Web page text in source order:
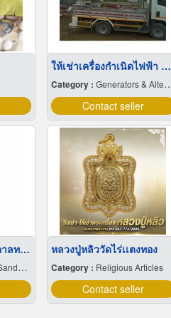
ขายส่ง บิ๊กแบ็คใส่น้ำตาลทราย สมุทรปราการ
ให้เช่าเครื่องกำเนิดไฟฟ้า ราคาไม่แพง
Category : Generators & Alternators-Automotive
Contact seller
หลวงปู่หลิววัดไร่เเตงทอง
Category : Religious Articles
Contact seller